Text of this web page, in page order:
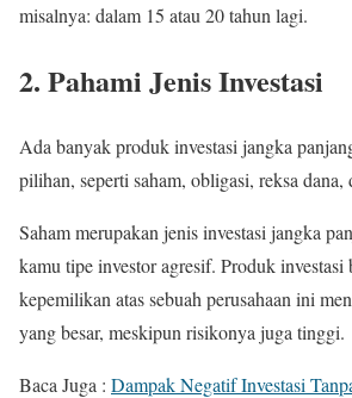
misalnya: dalam 15 atau 20 tahun lagi.
2. Pahami Jenis Investasi
Ada banyak produk investasi jangka
pilihan, seperti saham, obligasi, reksa
Saham merupakan jenis investasi jangka
kamu tipe investor agresif. Produk investasi
kepemilikan atas sebuah perusahaan ini
yang besar, meskipun risikonya juga tinggi.
Baca Juga : Dampak Negatif Investasi